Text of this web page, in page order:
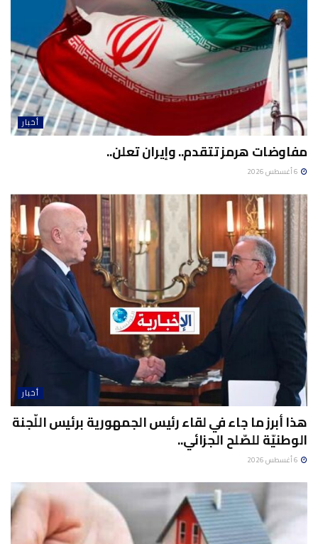
أخبار
مفاوضات هرمز تتقدم.. وإيران تعلن..
أخبار
هذا أبرز ما جاء في لقاء رئيس الجمهورية برئيس اللّجنة
الوطنيّة للصّلح الجزائي..